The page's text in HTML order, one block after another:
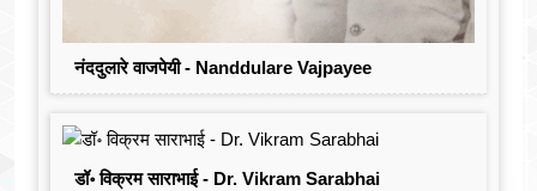
नंददुलारे वाजपेयी - Nanddulare Vajpayee
डॉ॰ विक्रम साराभाई - Dr. Vikram Sarabhai